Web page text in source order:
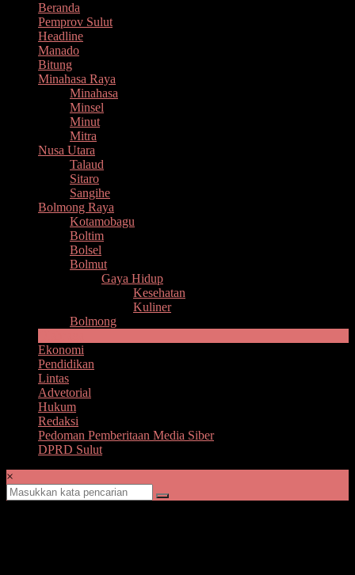
Beranda
Pemprov Sulut
Headline
Manado
Bitung
Minahasa Raya
Minahasa
Minsel
Minut
Mitra
Nusa Utara
Talaud
Sitaro
Sangihe
Bolmong Raya
Kotamobagu
Boltim
Bolsel
Bolmut
Gaya Hidup
Kesehatan
Kuliner
Bolmong
Ekonomi
Pendidikan
Lintas
Advetorial
Hukum
Redaksi
Pedoman Pemberitaan Media Siber
DPRD Sulut
×